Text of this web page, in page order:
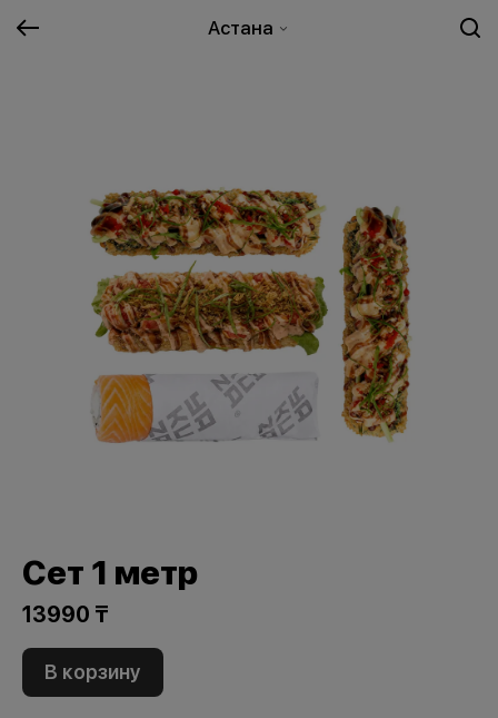
Астана
Сет 1 метр
13990 ₸
В корзину